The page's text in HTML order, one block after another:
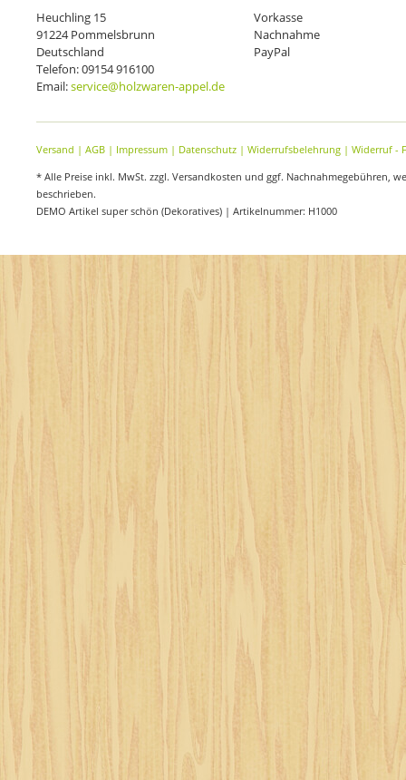
Heuchling 15
91224 Pommelsbrunn
Deutschland
Telefon: 09154 916100
Email:service@holzwaren-appel.de
Vorkasse
Nachnahme
PayPal
Versand | AGB | Impressum | Datenschutz | Widerrufsbelehrung | Widerruf -
* Alle Preise inkl. MwSt. zzgl. Versandkosten und ggf. Nachnahmegebühren,
beschrieben.
DEMO Artikel super schön (Dekoratives) | Artikelnummer: H1000